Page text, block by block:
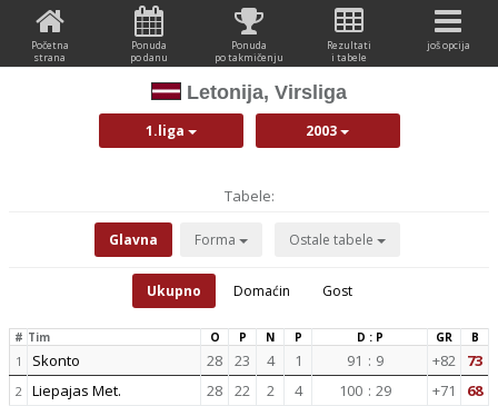
Početna
strana
Ponuda
po danu
Ponuda
po takmičenju
Rezultati
i tabele
još opcija
Letonija, Virsliga
1.liga 2003
Tabele:
Glavna Forma Ostale tabele
Ukupno Domaćin Gost
# Tim O P N P D : P GR B
1 Skonto 28 23 4 1 91 : 9 +82 73
2 Liepajas Met. 28 22 2 4 100 : 29 +71 68